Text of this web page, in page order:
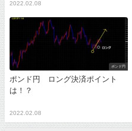
2022.02.08
ポンド円
ポンド円 ロング決済ポイント
は！？
2022.02.08